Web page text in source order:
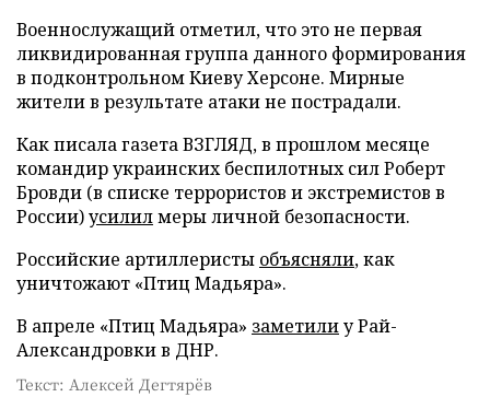
Военнослужащий отметил, что это не первая
ликвидированная группа данного формирования
в подконтрольном Киеву Херсоне. Мирные
жители в результате атаки не пострадали.
Как писала газета ВЗГЛЯД, в прошлом месяце
командир украинских беспилотных сил Роберт
Бровди (в списке террористов и экстремистов в
России)усилилмеры личной безопасности.
Российские артиллеристы объясняли, как
уничтожают «Птиц Мадьяра».
В апреле «Птиц Мадьяра» заметилиу Рай-
Александровки в ДНР.
Текст: Алексей Дегтярёв